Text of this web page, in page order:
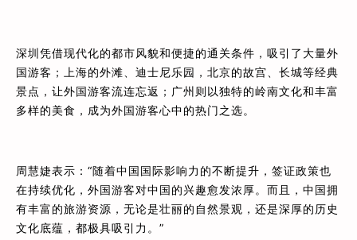
深圳凭借现代化的都市风貌和便捷的通关条件，吸引了大量外
国游客；上海的外滩、迪士尼乐园，北京的故宫、长城等经典
景点，让外国游客流连忘返；广州则以独特的岭南文化和丰富
多样的美食，成为外国游客心中的热门之选。
周慧婕表示：“随着中国国际影响力的不断提升，签证政策也
在持续优化，外国游客对中国的兴趣愈发浓厚。而且，中国拥
有丰富的旅游资源，无论是壮丽的自然景观，还是深厚的历史
文化底蕴，都极具吸引力。”